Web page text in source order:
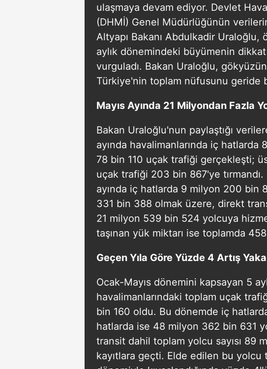
ulaşmaya devam ediyor. Devlet
(DHMİ) Genel Müdürlüğünün
Altyapı Bakanı Abdulkadir
aylık dönemindeki büyümenin
vurguladı. Bakan Uraloğlu,
Türkiye'nin toplam nüfusunu geride
Mayıs Ayında 21 Milyondan Fazla
Bakan Uraloğlu'nun paylaştığı
ayında havalimanlarında iç hatlarda
78 bin 110 uçak trafiği gerçekleşti;
uçak trafiği 203 bin 867'ye
ayında iç hatlarda 9 milyon 200 bin
331 bin 388 olmak üzere, direkt
21 milyon 539 bin 524 yolcuya
taşınan yük miktarı ise toplamda
Geçen Yıla Göre Yüzde 4 Artış
Ocak-Mayıs dönemini kapsayan 5
havalimanlarındaki toplam uçak
bin 160 oldu. Bu dönemde iç
hatlarda ise 48 milyon 362 bin 631
transit dahil toplam yolcu sayısı 89
kayıtlara geçti. Elde edilen bu yolcu